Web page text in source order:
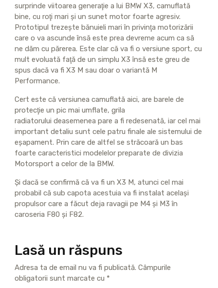
surprinde viitoarea generaţie a lui BMW X3, camuflată
bine, cu roţi mari şi un sunet motor foarte agresiv.
Prototipul trezeşte bănuieli mari în privinţa motorizării
care o va ascunde însă este prea devreme acum ca să
ne dăm cu părerea. Este clar că va fi o versiune sport, cu
mult evoluată faţă de un simplu X3 însă este greu de
spus dacă va fi X3 M sau doar o variantă M
Performance.
Cert este că versiunea camuflată aici, are barele de
protecţie un pic mai umflate, grila
radiatorului deasemenea pare a fi redesenată, iar cel mai
important detaliu sunt cele patru finale ale sistemului de
eşapament. Prin care de altfel se străcoară un bas
foarte caracteristici modelelor preparate de divizia
Motorsport a celor de la BMW.
Şi dacă se confirmă că va fi un X3 M, atunci cel mai
probabil că sub capota acestuia va fi instalat acelaşi
propulsor care a făcut deja ravagii pe M4 şi M3 în
caroseria F80 şi F82.
Lasă un răspuns
Adresa ta de email nu va fi publicată. Câmpurile
obligatorii sunt marcate cu *